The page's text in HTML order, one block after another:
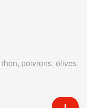
poivrons, olives,